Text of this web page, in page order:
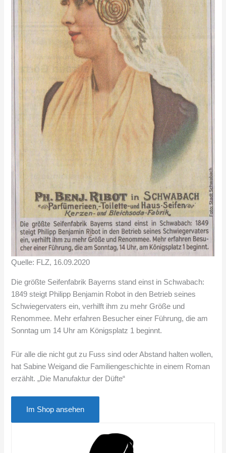
Quelle: FLZ, 16.09.2020
Die größte Seifenfabrik Bayerns stand einst in Schwabach:
1849 steigt Philipp Benjamin Robot in den Betrieb seines
Schwiegervaters ein, verhilft ihm zu mehr Größe und
Renommee. Mehr erfahren Besucher einer Führung, die am
Sonntag um 14 Uhr am Königsplatz 1 beginnt.
Für alle die nicht gut zu Fuss sind oder Abstand halten wollen,
hat Sabine Weigand die Familiengeschichte in einem Roman
erzählt. „Die Manufaktur der Düfte“
Im Shop ansehen